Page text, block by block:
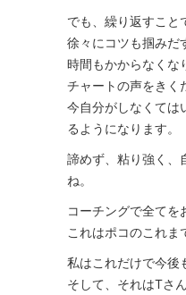
でも、繰り返すこと
徐々にコツも掴みだ
時間もかからなくな
チャートの声をきく
今自分がしなくては
るようになります。
諦めず、粘り強く、
ね。
コーチングで全てを
これはポコのこれま
私はこれだけで今後
そして、それはTさ